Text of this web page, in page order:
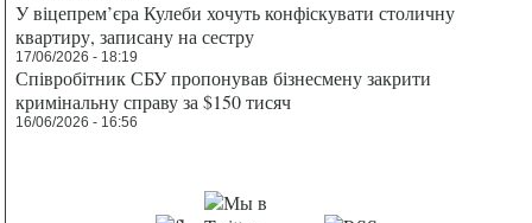
У віцепрем’єра Кулеби хочуть конфіскувати столичну
квартиру, записану на сестру
17/06/2026 - 18:19
Співробітник СБУ пропонував бізнесмену закрити
кримінальну справу за $150 тисяч
16/06/2026 - 16:56